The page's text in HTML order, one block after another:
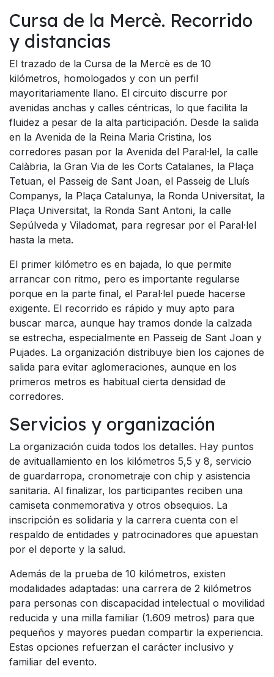
Cursa de la Mercè. Recorrido
y distancias
El trazado de la Cursa de la Mercè es de 10
kilómetros, homologados y con un perfil
mayoritariamente llano. El circuito discurre por
avenidas anchas y calles céntricas, lo que facilita la
fluidez a pesar de la alta participación. Desde la salida
en la Avenida de la Reina Maria Cristina, los
corredores pasan por la Avenida del Paral·lel, la calle
Calàbria, la Gran Via de les Corts Catalanes, la Plaça
Tetuan, el Passeig de Sant Joan, el Passeig de Lluís
Companys, la Plaça Catalunya, la Ronda Universitat, la
Plaça Universitat, la Ronda Sant Antoni, la calle
Sepúlveda y Viladomat, para regresar por el Paral·lel
hasta la meta.
El primer kilómetro es en bajada, lo que permite
arrancar con ritmo, pero es importante regularse
porque en la parte final, el Paral·lel puede hacerse
exigente. El recorrido es rápido y muy apto para
buscar marca, aunque hay tramos donde la calzada
se estrecha, especialmente en Passeig de Sant Joan y
Pujades. La organización distribuye bien los cajones de
salida para evitar aglomeraciones, aunque en los
primeros metros es habitual cierta densidad de
corredores.
Servicios y organización
La organización cuida todos los detalles. Hay puntos
de avituallamiento en los kilómetros 5,5 y 8, servicio
de guardarropa, cronometraje con chip y asistencia
sanitaria. Al finalizar, los participantes reciben una
camiseta conmemorativa y otros obsequios. La
inscripción es solidaria y la carrera cuenta con el
respaldo de entidades y patrocinadores que apuestan
por el deporte y la salud.
Además de la prueba de 10 kilómetros, existen
modalidades adaptadas: una carrera de 2 kilómetros
para personas con discapacidad intelectual o movilidad
reducida y una milla familiar (1.609 metros) para que
pequeños y mayores puedan compartir la experiencia.
Estas opciones refuerzan el carácter inclusivo y
familiar del evento.